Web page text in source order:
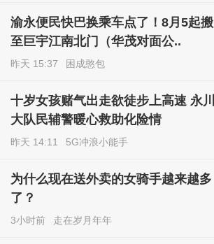
渝永便民快巴换乘车点了！8月5起搬
至巨宇江南北门（华茂对面公..
昨天 15:37 困成憨包
十岁女孩赌气出走欲徒步上高速 永川
大队民辅警暖心救助化险情
昨天 14:11 5G冲浪小能手
为什么现在送外卖的女骑手越来越多
了？
3小时前 走在岁月年年